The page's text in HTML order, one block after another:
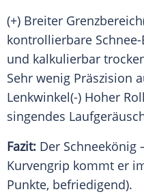
(+) Breiter
kontrollierbare
und kalkulierbar
Sehr wenig Präszision
Lenkwinkel(-) Hoher
singendes
Fazit: Der Schneekönig
Kurvengrip kommt er
Punkte, befriedigend).